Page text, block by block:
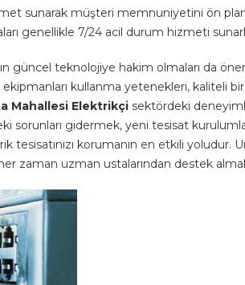
sunarak müşteri memnuniyetini ön
genellikle 7/24 acil durum hizmeti
güncel teknolojiye hakim olmaları da
kullanma yetenekleri, kaliteli
Mahallesi Elektrikçi sektördeki
sorunları gidermek, yeni tesisat
korumanın en etkili yoludur.
zaman uzman ustalarından destek